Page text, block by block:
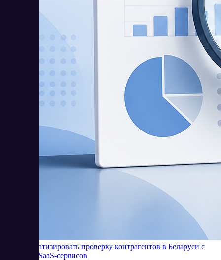
Как автоматизировать проверку контрагентов в Беларуси с
помощью SaaS-сервисов